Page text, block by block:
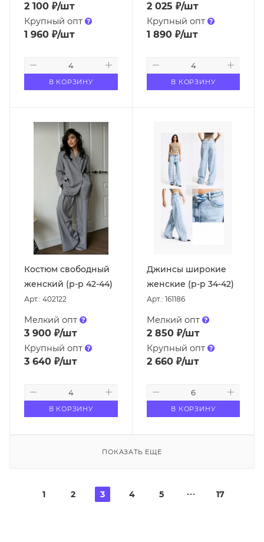
2 100 ₽/шт
Крупный опт
1 960 ₽/шт
В КОРЗИНУ
2 025 ₽/шт
Крупный опт
1 890₽/шт
В КОРЗИНУ
Костюм свободный
женский (р-р 42-44)
Арт.: 402122
Мелкий опт
3 900 ₽/шт
Крупный опт
3 640 ₽/шт
В КОРЗИНУ
Джинсы широкие
женские (р-р 34-42)
Арт.: 161186
Мелкий опт
2 850₽/шт
Крупный опт
2 660₽/шт
В КОРЗИНУ
ПОКАЗАТЬ ЕЩЕ
1 2 3 4 5 17